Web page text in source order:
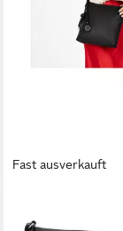
Fast ausverkauft
Umhängetasche,